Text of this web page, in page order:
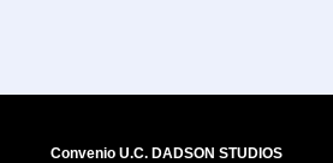
Convenio U.C. DADSON STUDIOS